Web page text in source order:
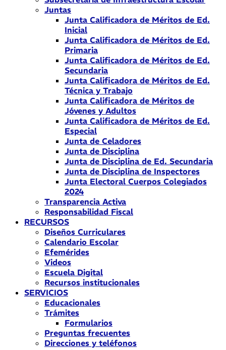
Juntas
Junta Calificadora de Méritos de Ed.
Inicial
Junta Calificadora de Méritos de Ed.
Primaria
Junta Calificadora de Méritos de Ed.
Secundaria
Junta Calificadora de Méritos de Ed.
Técnica y Trabajo
Junta Calificadora de Méritos de
Jóvenes y Adultos
Junta Calificadora de Méritos de Ed.
Especial
Junta de Celadores
Junta de Disciplina
Junta de Disciplina de Ed. Secundaria
Junta de Disciplina de Inspectores
Junta Electoral Cuerpos Colegiados
2024
Transparencia Activa
Responsabilidad Fiscal
RECURSOS
Diseños Curriculares
Calendario Escolar
Efemérides
Videos
Escuela Digital
Recursos institucionales
SERVICIOS
Educacionales
Trámites
Formularios
Preguntas frecuentes
Direcciones y teléfonos